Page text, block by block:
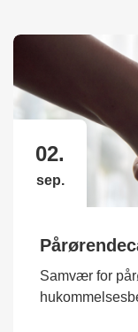
02.
sep.
Samvær for